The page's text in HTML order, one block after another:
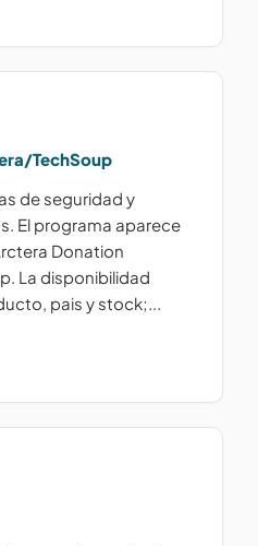
TechSoup
de seguridad y
El programa aparece
Donation
La disponibilidad
pais y stock;...